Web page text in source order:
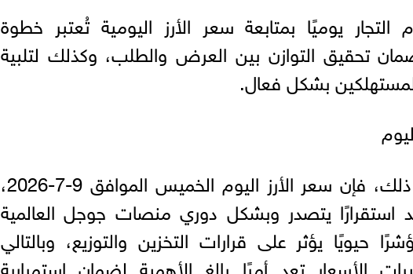
التجار يوميًا بمتابعة سعر الأرز اليومية تُعتبر خطوة
تحقيق التوازن بين العرض والطلب، وكذلك لتلبية
بشكل فعال.
وبناءً على ذلك، فإن سعر الأرز اليوم الخميس الموافق 9-7-2026،
استقرارًا يتصدر وبشكل دوري منصات جوجل العالمية
حيويًا يؤثر على قرارات التخزين والتوزيع، وبالتالي
الأسعار تعد أمرًا بالغ الأهمية لضمان استمرارية